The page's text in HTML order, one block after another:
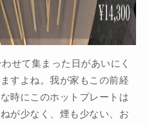
せて集まった日があいにく
すよね。我が家もこの前経
時にこのホットプレートは
が少なく、煙も少ない、お